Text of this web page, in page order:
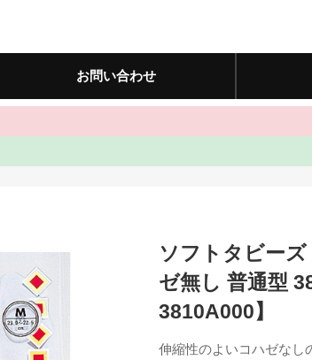
お問い合わせ
ソフトタビー
ゼ無し 普通型
3810A000】
伸縮性のよいコハゼなし